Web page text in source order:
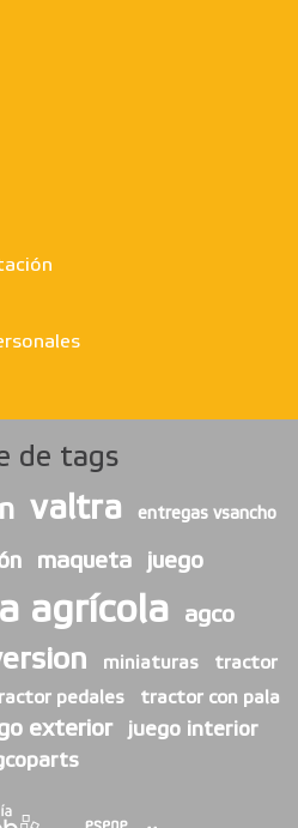
de tags
valtra entregas vsancho
maqueta juego
agrícola agco
miniaturas tractor
pedales tractor con pala
exterior
juego interior